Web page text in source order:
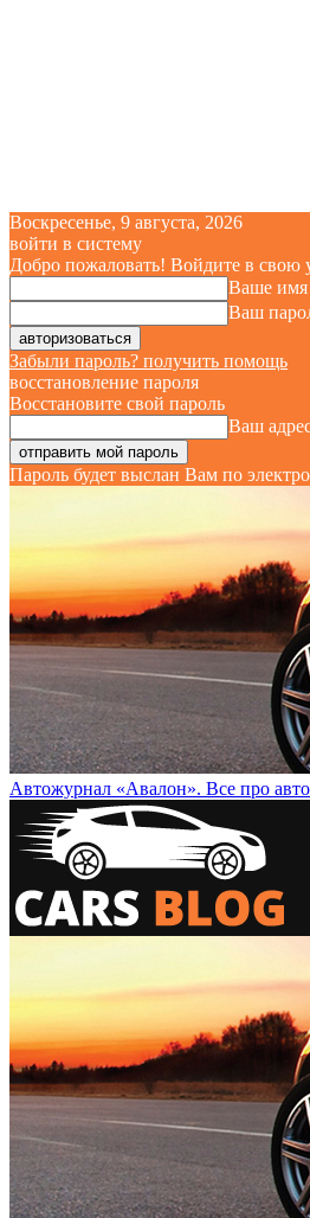
Воскресенье, 9 августа, 2026
войти в систему
Добро пожаловать! Войдите в свою
Ваше имя
Ваш
Забыли пароль? получить помощь
восстановление пароля
Восстановите свой пароль
Ваш
Пароль будет выслан Вам по
Автожурнал «Авалон». Все про